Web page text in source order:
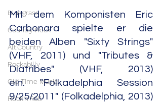
Bluegrass
Country Rock
Alt.Country
Rockabilly
Old Time Music
Rock'n'Roll
Mit dem Komponisten Eric
Carbonara spielte er die
beiden Alben "Sixty Strings"
(VHF, 2011) und "Tributes &
Diatribes" (VHF, 2013)
ein. "Folkadelphia Session
9/25/2011" (Folkadelphia, 2013)